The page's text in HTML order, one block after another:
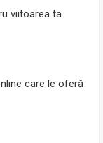
viitoarea ta
care le oferă